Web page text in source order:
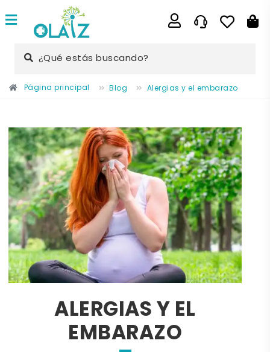
¿Qué estás buscando?
Página principal Blog Alergias y el embarazo
ALERGIAS Y EL
EMBARAZO